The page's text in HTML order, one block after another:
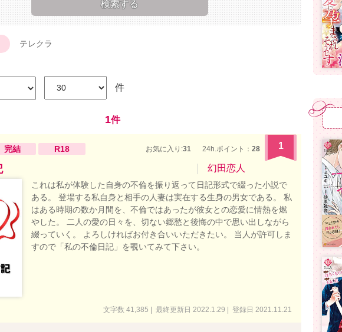
テレクラ
件
1件
完結 R18 お気に入り:31 24h.ポイント： 28 1
幻田恋人
これは私が体験した自身の不倫を振り返って日記形式で綴った小説で
ある。 登場する私自身と相手の人妻は実在する生身の男女である。 私
はある時期の数か月間を、不倫ではあったが彼女との恋愛に情熱を燃
やした。 二人の愛の日々を、切ない郷愁と後悔の中で思い出しながら
綴っていく。 よろしければお付き合いいただきたい。 当人が許可しま
すので「私の不倫日記」を覗いてみて下さい。
文字数 41,385 | 最終更新日 2022.1.29 | 登録日 2021.11.21